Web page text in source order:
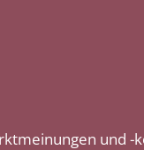
und